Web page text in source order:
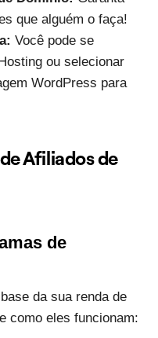
que alguém o faça!
Você pode se
ou selecionar
WordPress para
Afiliados de
de
da sua renda de
como eles funcionam: